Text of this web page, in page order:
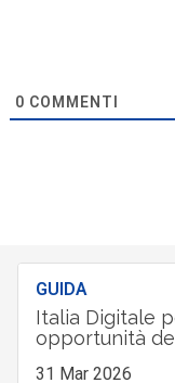
0 COMMENTI
GUIDA
Italia Digitale
opportunità
31 Mar 2026